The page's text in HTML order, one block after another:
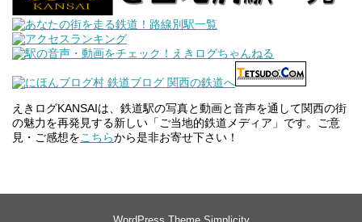
えきログKANSAIは、鉄道駅の写真と動画と音声を通して関西の街
の魅力を再発見する新しい「ご当地的鉄道メディア」です。ご意
見・ご感想をこちらから是非お寄せ下さい！